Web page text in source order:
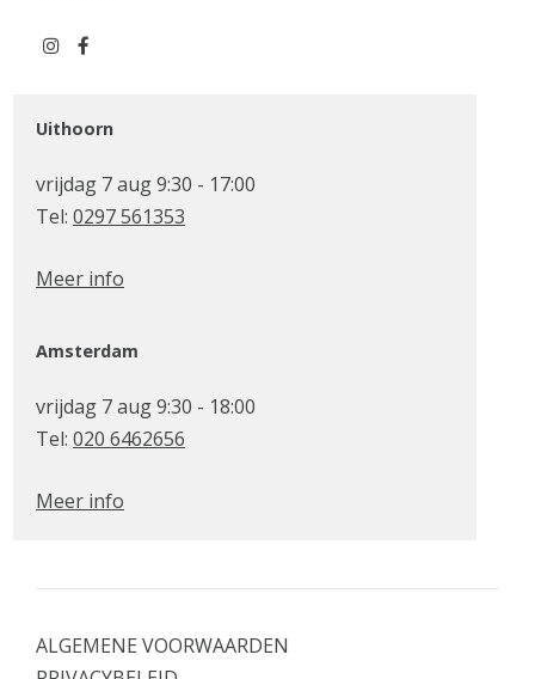
Uithoorn
vrijdag 7 aug 9:30 - 17:00
Tel: 0297 561353
Meer info
Amsterdam
vrijdag 7 aug 9:30 - 18:00
Tel: 020 6462656
Meer info
ALGEMENE VOORWAARDEN